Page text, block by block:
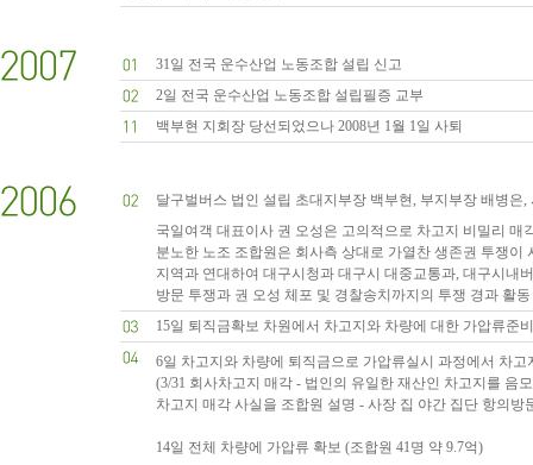
31일 전국 운수산업 노동조합 설립 신고
2일 전국 운수산업 노동조합 설립필증 교부
백부현 지회장 당선되었으나 2008년 1월 1일 사퇴
달구벌버스 법인 설립 초대지부장 백부현, 부지부장 배병은,
국일여객 대표이사 권 오성은 고의적으로 차고지 비밀리 매
분노한 노조 조합원은 회사측 상대로 가열찬 생존권 투쟁이
지역과 연대하여 대구시청과 대구시 대중교통과, 대구시내
방문 투쟁과 권 오성 체포 및 경찰송치까지의 투쟁 경과 활
15일 퇴직금확보 차원에서 차고지와 차량에 대한 가압류준
6일 차고지와 차량에 퇴직금으로 가압류실시 과정에서 차고
(3/31 회사차고지 매각 - 법인의 유일한 재산인 차고지를 음
차고지 매각 사실을 조합원 설명 - 사장 집 야간 집단 항의방
14일 전체 차량에 가압류 확보 (조합원 41명 약 9.7억)